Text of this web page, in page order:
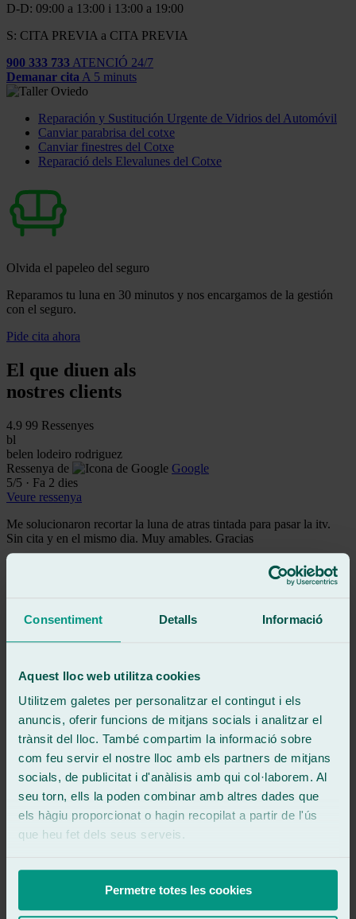
Consentiment Detalls Informació
Aquest lloc web utilitza cookies
Utilitzem galetes per personalitzar el contingut i els
anuncis, oferir funcions de mitjans socials i analitzar el
trànsit del lloc. També compartim la informació sobre
com feu servir el nostre lloc amb els partners de mitjans
socials, de publicitat i d'anàlisis amb qui col·laborem. Al
seu torn, ells la poden combinar amb altres dades que
els hàgiu proporcionat o hagin recopilat a partir de l'ús
que heu fet dels seus serveis.
Permetre totes les cookies
D-D: 09:00 a 13:00 i 13:00 a 19:00
S: CITA PREVIA a CITA PREVIA
900 333 733 ATENCIÓ 24/7
Demanar cita A 5 minuts
Reparación y Sustitución Urgente de Vidrios del Automóvil
Canviar parabrisa del cotxe
Canviar finestres del Cotxe
Reparació dels Elevalunes del Cotxe
Olvida el papeleo del seguro
Reparamos tu luna en 30 minutos y nos encargamos de la gestión
con el seguro.
Pide cita ahora
El que diuen als
nostres clients
4.9 99 Ressenyes
bl
belen lodeiro rodriguez
Ressenya de
Google
5/5 · Fa 2 dies
Veure ressenya
Me solucionaron recortar la luna de atras tintada para pasar la itv.
Sin cita y en el mismo dia. Muy amables. Gracias
/5· Fa 1 setmana
Tuve la mala suerte de que se me rompiera el cristal del coche
A pesar de que no tenían la pieza a mano y parecía imposible, |ván
no paró hasta encontrarla y me lo dejaron como nuevo en hora y
media eficiencia pura, trato inmejorable y máxima rapidez
Si necesitáis cualquier reparación de cristales en Oviedo, no
busquéis más: son los meiores.
Gracias equipo
Veure ressenya
Pd
paula de ron rodríguez